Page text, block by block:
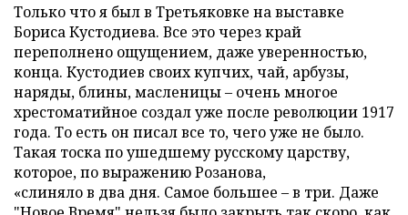
Только что я был в Третьяковке на выставке
Бориса Кустодиева. Все это через край
переполнено ощущением, даже уверенностью,
конца. Кустодиев своих купчих, чай, арбузы,
наряды, блины, масленицы – очень многое
хрестоматийное создал уже после революции 1917
года. То есть он писал все то, чего уже не было.
Такая тоска по ушедшему русскому царству,
которое, по выражению Розанова,
«слиняло в два дня. Самое большее – в три. Даже